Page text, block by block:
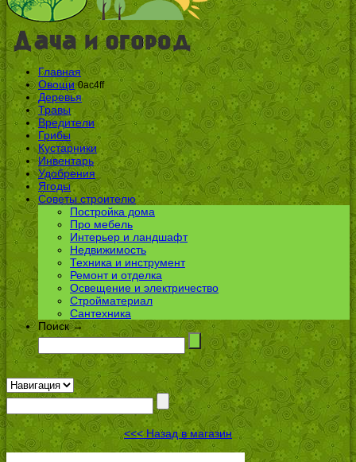
Главная
Овощи 0ac4ff
Деревья
Травы
Вредители
Грибы
Кустарники
Инвентарь
Удобрения
Ягоды
Советы строителю
Постройка дома
Про мебель
Интерьер и ландшафт
Недвижимость
Техника и инструмент
Ремонт и отделка
Освещение и электричество
Стройматериал
Сантехника
Поиск →
<<< Назад в магазин